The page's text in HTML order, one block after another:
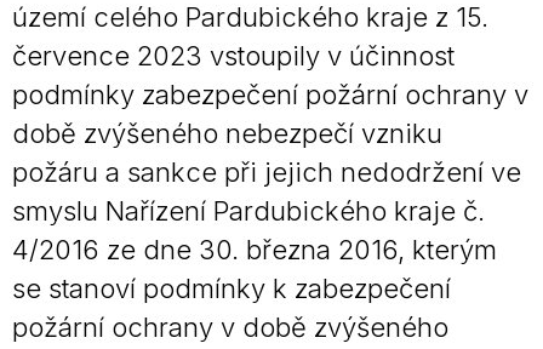
území celého Pardubického kraje z 15.
července 2023 vstoupily v účinnost
podmínky zabezpečení požární ochrany v
době zvýšeného nebezpečí vzniku
požáru a sankce při jejich nedodržení ve
smyslu Nařízení Pardubického kraje č.
4/2016 ze dne 30. března 2016, kterým
se stanoví podmínky k zabezpečení
požární ochrany v době zvýšeného